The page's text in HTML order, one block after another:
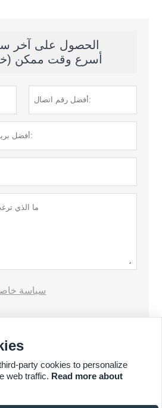
الحصول على آخر
أسرع وقت ممكن (خلال 12
سياسة
party cookies to personalize
web traffic. Read more about